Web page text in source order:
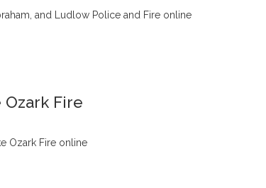
and Ludlow Police and Fire online
Ozark Fire
Ozark Fire online